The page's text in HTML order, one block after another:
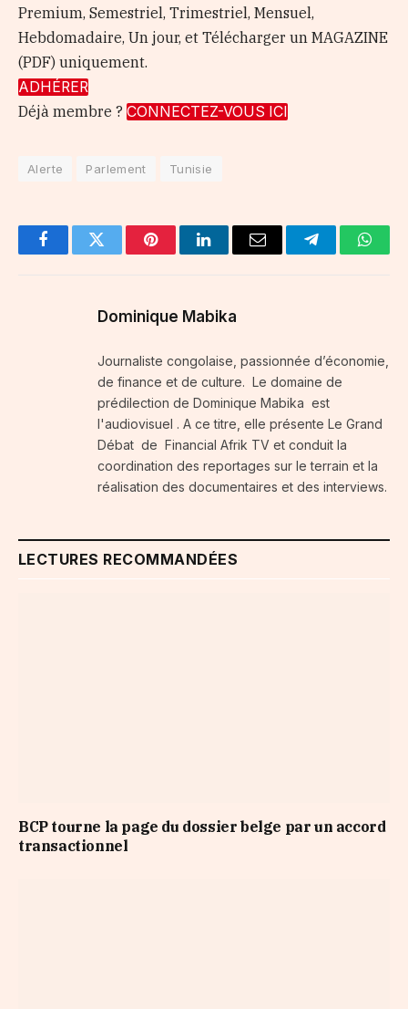
Premium, Semestriel, Trimestriel, Mensuel,
Hebdomadaire, Un jour, et Télécharger un MAGAZINE
(PDF) uniquement.
ADHÉRER
Déjà membre ? CONNECTEZ-VOUS ICI
Alerte Parlement Tunisie
FacebookTwitter PinterestLinkedInEmail Telegram
Dominique Mabika
Journaliste congolaise, passionnée d’économie,
de finance et de culture. Le domaine de
prédilection de Dominique Mabika est
l'audiovisuel . A ce titre, elle présente Le Grand
Débat de Financial Afrik TV et conduit la
coordination des reportages sur le terrain et la
réalisation des documentaires et des interviews.
LECTURES RECOMMANDÉES
BCP tourne la page du dossier belge par un accord
transactionnel